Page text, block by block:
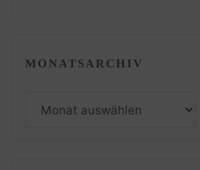
MONATSARCHIV